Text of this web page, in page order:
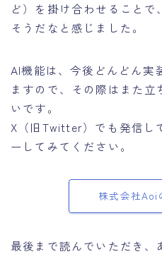
ど）を掛け合わせることで
そうだなと感じました。
AI機能は、今後どんどん実
ますので、その際はまた
いです。
X（旧Twitter）でも発信し
ーしてみてください。
株式会社Aoi
最後まで読んでいただき、